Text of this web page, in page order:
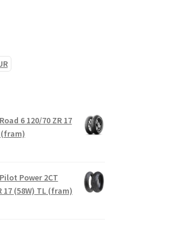
6 120/70 ZR 17
(fram)
Power 2CT
17 (58W) TL (fram)